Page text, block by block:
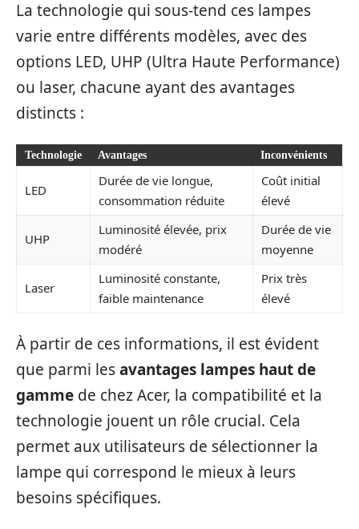
La technologie qui sous-tend ces lampes
varie entre différents modèles, avec des
options LED, UHP (Ultra Haute Performance)
ou laser, chacune ayant des avantages
distincts :
Technologie Avantages Inconvénients
LED
Durée de vie longue,
consommation réduite
Coût initial
élevé
UHP
Luminosité élevée, prix
modéré
Durée de vie
moyenne
Laser
Luminosité constante,
faible maintenance
Prix très
élevé
À partir de ces informations, il est évident
que parmi lesavantages lampes haut de
gamme de chez Acer, la compatibilité et la
technologie jouent un rôle crucial. Cela
permet aux utilisateurs de sélectionner la
lampe qui correspond le mieux à leurs
besoins spécifiques.